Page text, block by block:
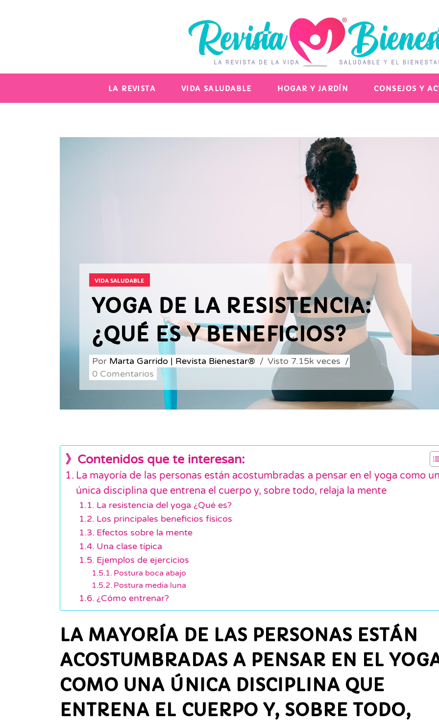
LA REVISTA VIDA SALUDABLE HOGAR Y JARDÍN CONSEJOS Y
VIDA SALUDABLE
YOGA DE LA RESISTENCIA:
¿QUÉ ES Y BENEFICIOS?
Por Marta Garrido | Revista Bienestar® Visto 7.15k veces
0 Comentarios
》Contenidos que te interesan:
La mayoría de las personas están acostumbradas a pensar en el yoga como
única disciplina que entrena el cuerpo y, sobre todo, relaja la mente
La resistencia del yoga ¿Qué es?
Los principales beneficios físicos
Efectos sobre la mente
Una clase típica
Ejemplos de ejercicios
Postura boca abajo
Postura media luna
¿Cómo entrenar?
LA MAYORÍA DE LAS PERSONAS ESTÁN
ACOSTUMBRADAS A PENSAR EN EL
COMO UNA ÚNICA DISCIPLINA QUE
ENTRENA EL CUERPO Y, SOBRE TODO,